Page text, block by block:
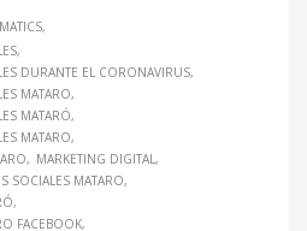
DURANTE EL CORONAVIRUS
MATARO
MATARÓ
MATARO
MARKETING DIGITAL
SOCIALES MATARO
FACEBOOK